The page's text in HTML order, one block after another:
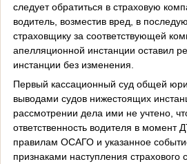
следует обратиться в страховую
водитель, возместив вред, в
страховщику за соответствующей
апелляционной инстанции оставил
инстанции без изменения.
Первый кассационный суд общей
выводами судов нижестоящих
рассмотрении дела ими не учтено,
ответственность водителя в момент
правилам ОСАГО и указанное
признаками наступления страхового